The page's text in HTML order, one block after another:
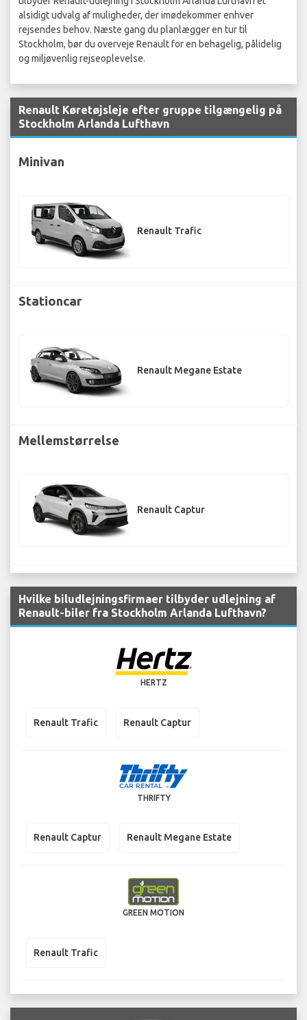
alsidigt udvalg af muligheder, der imødekommer enhver
rejsendes behov. Næste gang du planlægger en tur til
Stockholm, bør du overveje Renault for en behagelig, pålidelig
og miljøvenlig rejseoplevelse.
Renault Køretøjsleje efter gruppe tilgængelig på
Stockholm Arlanda Lufthavn
Minivan
Renault Trafic
Stationcar
Renault Megane Estate
Mellemstørrelse
Renault Captur
Hvilke biludlejningsfirmaer tilbyder udlejning af
Renault-biler fra Stockholm Arlanda Lufthavn?
HERTZ
Renault Trafic Renault Captur
THRIFTY
Renault Captur Renault Megane Estate
GREEN MOTION
Renault Trafic